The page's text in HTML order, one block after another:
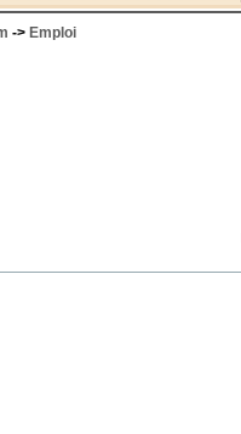
-> Emploi